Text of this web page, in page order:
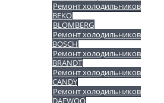
Ремонт холодильников
BEKO
BLOMBERG
Ремонт холодильников
BOSCH
Ремонт холодильников
BRANDT
Ремонт холодильников
CANDY
Ремонт холодильников
DAEWOO